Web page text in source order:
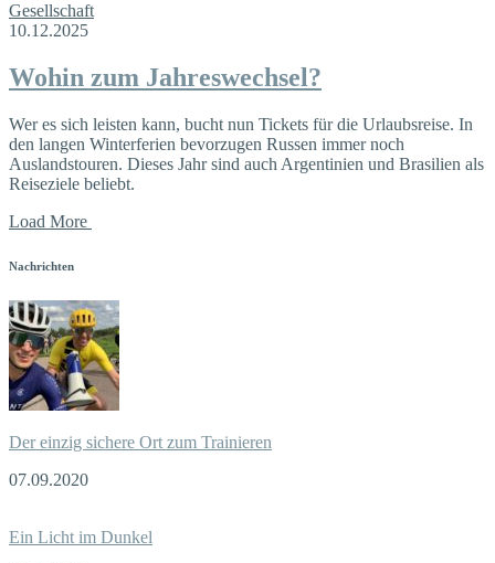
Gesellschaft
10.12.2025
Wohin zum Jahreswechsel?
Wer es sich leisten kann, bucht nun Tickets für die Urlaubsreise. In
den langen Winterferien bevorzugen Russen immer noch
Auslandstouren. Dieses Jahr sind auch Argentinien und Brasilien als
Reiseziele beliebt.
Load More
Nachrichten
Der einzig sichere Ort zum Trainieren
07.09.2020
Ein Licht im Dunkel